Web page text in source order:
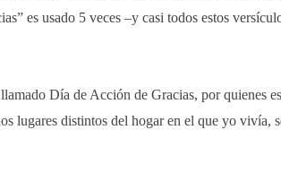
es usado 5 veces –y casi todos estos
Día de Acción de Gracias, por quienes
lugares distintos del hogar en el que yo vivía,